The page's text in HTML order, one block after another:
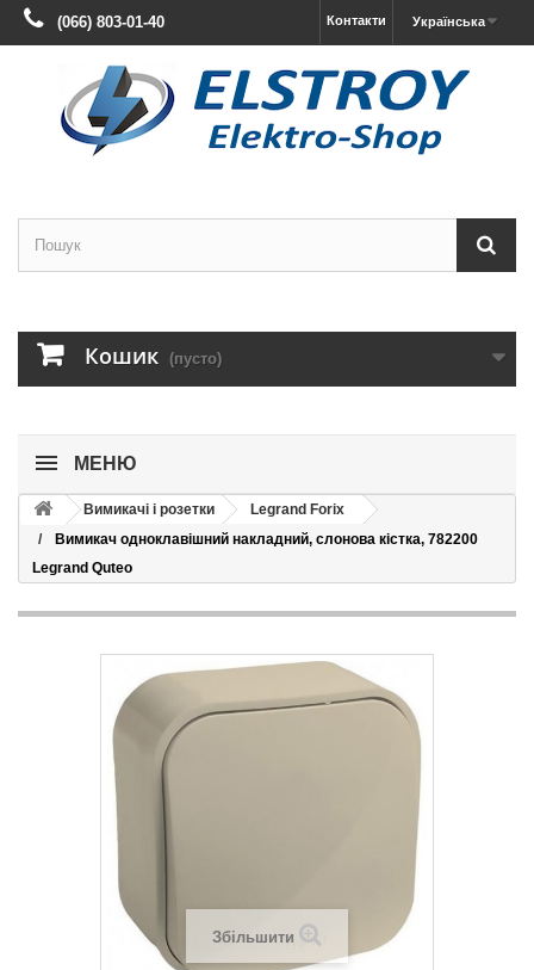
Українська
Контакти
(066) 803-01-40
Кошик (пусто)
МЕНЮ
Вимикачі і розетки
Legrand Forix
Вимикач одноклавішний накладний, слонова кістка, 782200
Legrand Quteo
Збільшити